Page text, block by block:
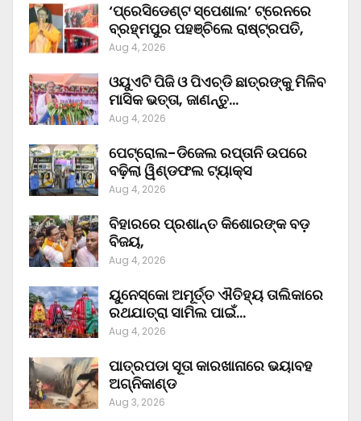
‘ପ୍ରେସିଡେଣ୍ଟ ସ୍ପେଶାଲ’ ଟ୍ରେନରେ
ବ୍ରହ୍ମପୁର ପହଞ୍ଚିଲେ ରାଷ୍ଟ୍ରପତି,
Aug 4, 2026
ଓୟୁଏଟି ପିଜି ଓ ପିଏଚ୍‌ଡି ଛାତ୍ରଙ୍କୁ ମିଳିବ
ମାସିକ ଭତ୍ତା, ଜାଣନ୍ତୁ…
Aug 4, 2026
ପେଟ୍ରୋଲ-ଡିଜେଲ ରପ୍ତାନି ଉପରେ
ବଢ଼ିଲା ୱିଣ୍ଡଫଲ ଟ୍ୟାକ୍ସ
Aug 4, 2026
ବିହାରରେ ପ୍ରଶାନ୍ତ କିଶୋରଙ୍କ ବଡ଼
ବିଜୟ,
Aug 4, 2026
ୟୁନେସ୍କୋ ଅମୂର୍ତ୍ତ ଐତିହ୍ୟ ତାଲିକାରେ
ରଥଯାତ୍ରା ସାମିଲ ପାଇଁ…
Aug 4, 2026
ପାତ୍ରପଡା ସୂତା କାରଖାନାରେ ଭୟାବହ
ଅଗ୍ନିକାଣ୍ଡ
Aug 3, 2026